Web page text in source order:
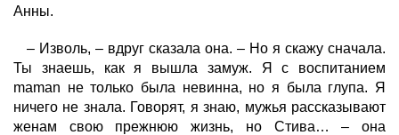
Анны.
– Изволь, – вдруг сказала она. – Но я скажу сначала.
Ты знаешь, как я вышла замуж. Я с воспитанием
maman не только была невинна, но я была глупа. Я
ничего не знала. Говорят, я знаю, мужья рассказывают
женам свою прежнюю жизнь, но Стива… – она